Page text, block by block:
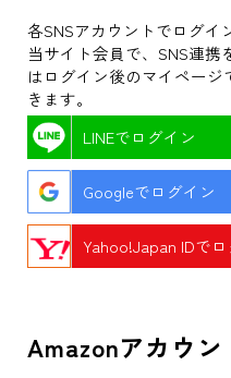
各SNSアカウントでログイ
当サイト会員で、SNS連
はログイン後のマイページ
きます。
LINEでログイン
Googleでログイン
Yahoo!Japan IDで
Amazonアカウ